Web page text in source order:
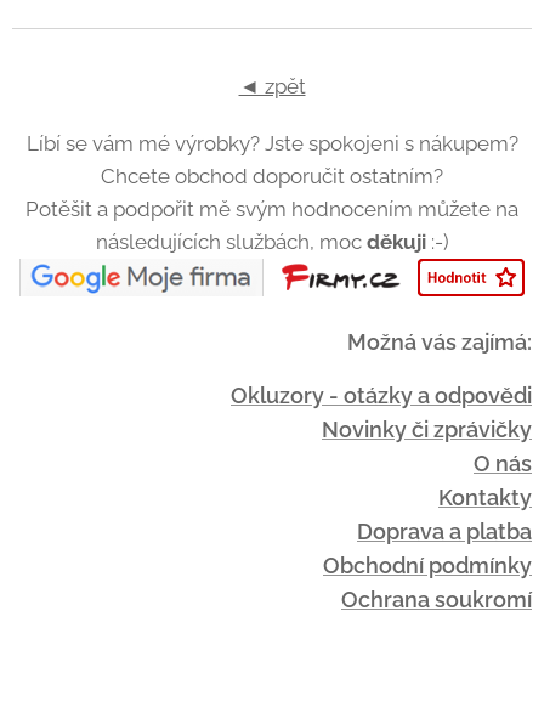
◄ zpět
Líbí se vám mé výrobky? Jste spokojeni s nákupem?
Chcete obchod doporučit ostatním?
Potěšit a podpořit mě svým hodnocením můžete na
následujících službách, moc děkuji:-)
Možná vás zajímá:
Okluzory - otázky a odpovědi
Novinky či zprávičky
O nás
Kontakty
Doprava a platba
Obchodní podmínky
Ochrana soukromí